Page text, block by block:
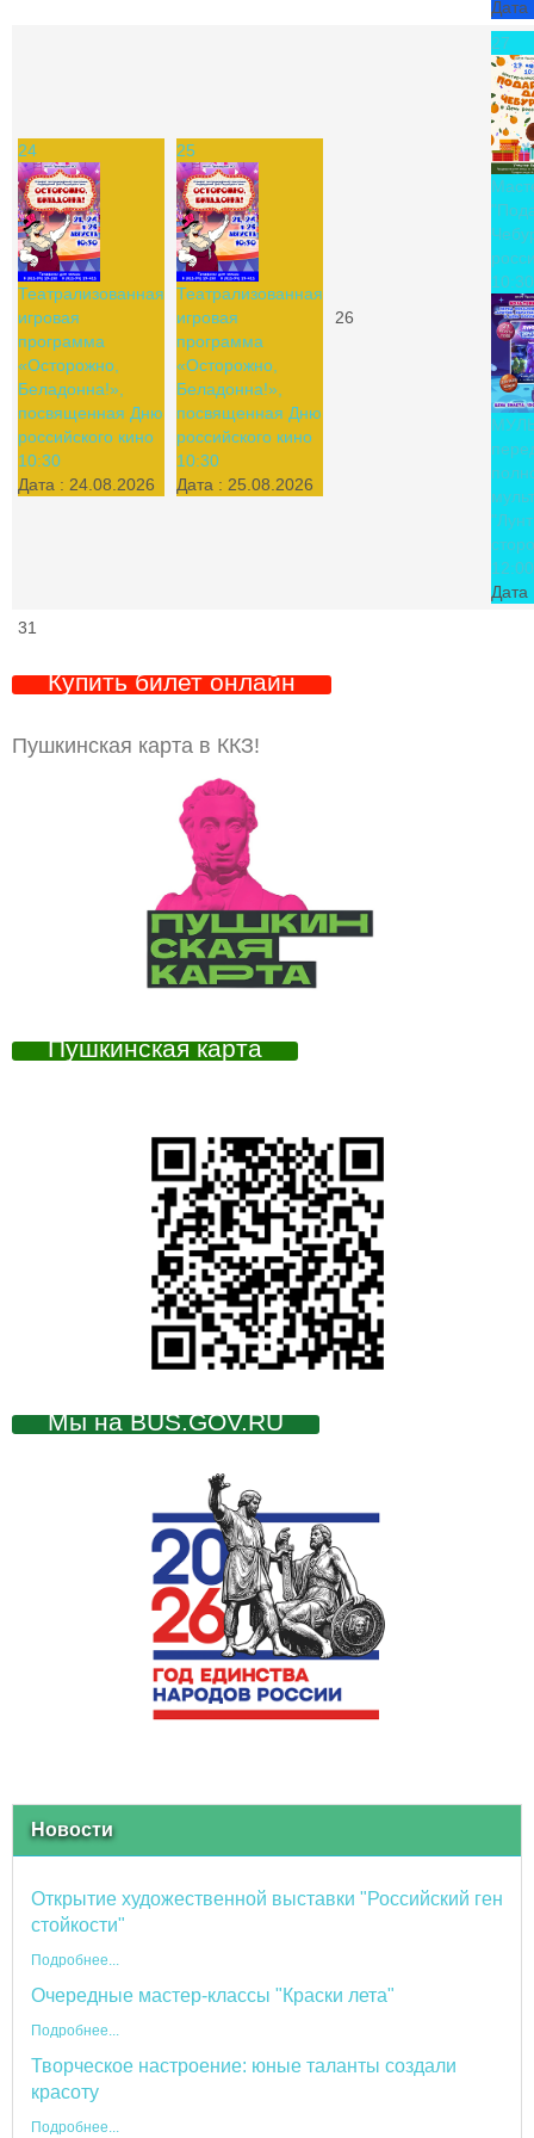
24
Театрализованная
игровая
программа
«Осторожно,
Беладонна!»,
посвященная Дню
российского кино
10:30
Дата : 24.08.2026
25
Театрализованная
игровая
программа
«Осторожно,
Беладонна!»,
посвященная Дню
российского кино
10:30
Дата : 25.08.2026
26
27
10:30
12:00
31
Купить билет онлайн
Пушкинская карта в ККЗ!
Пушкинская карта
Мы на BUS.GOV.RU
Новости
Открытие художественной выставки "Российский ген
стойкости"
Подробнее...
Очередные мастер-классы "Краски лета"
Подробнее...
Творческое настроение: юные таланты создали
красоту
Подробнее...